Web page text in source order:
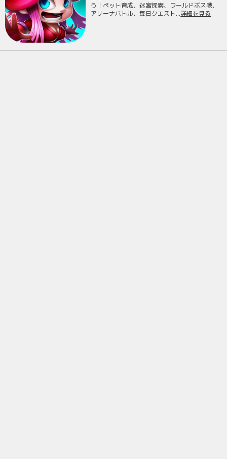
う！ペット育成、迷宮探索、ワールドボス戦、
アリーナバトル、毎日クエスト...詳細を見る